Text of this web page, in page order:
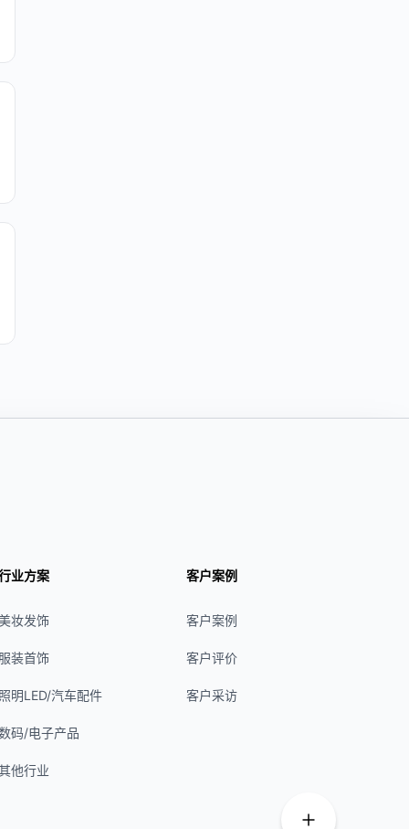
业方案
妆发饰
装首饰
明LED/汽车配件
码/电子产品
他行业
客户案例
客户案例
客户评价
客户采访